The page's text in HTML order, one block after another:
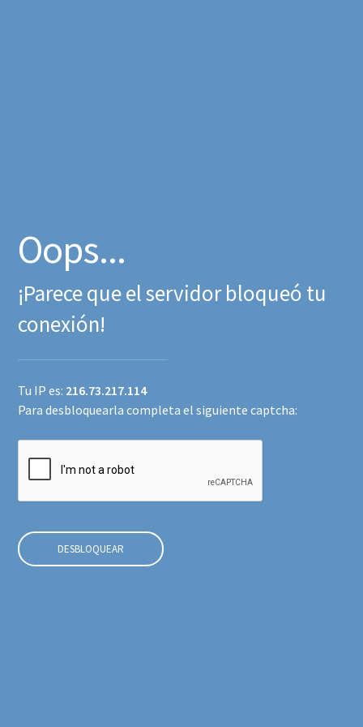
Oops...
¡Parece que el servidor bloqueó tu
conexión!
Tu IP es: 216.73.217.114
Para desbloquearla completa el siguiente captcha:
DESBLOQUEAR